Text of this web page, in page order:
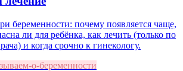
беременности: почему появляется чаще,
ли для ребёнка, как лечить (только по
и когда срочно к гинекологу.
о-беременности